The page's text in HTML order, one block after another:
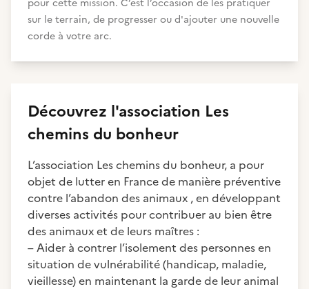
pour cette mission. C’est l’occasion de les pratiquer
sur le terrain, de progresser ou d'ajouter une nouvelle
corde à votre arc.
Découvrez l'association Les
chemins du bonheur
L’association Les chemins du bonheur, a pour
objet de lutter en France de manière préventive
contre l’abandon des animaux , en développant
diverses activités pour contribuer au bien être
des animaux et de leurs maîtres :
– Aider à contrer l’isolement des personnes en
situation de vulnérabilité (handicap, maladie,
vieillesse) en maintenant la garde de leur animal